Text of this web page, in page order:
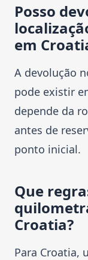
Posso
em
A devolução
pode existir
depende da
antes de
ponto inicial.
Que
Croatia?
Para Croatia,